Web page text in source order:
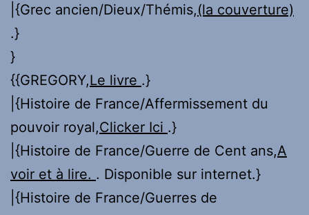
|{Grec ancien/Dieux/Thémis,(la couverture)
.}
}
{{GREGORY,Le livre .}
|{Histoire de France/Affermissement du
pouvoir royal,Clicker Ici .}
|{Histoire de France/Guerre de Cent ans,A
voir et à lire. . Disponible sur internet.}
|{Histoire de France/Guerres de